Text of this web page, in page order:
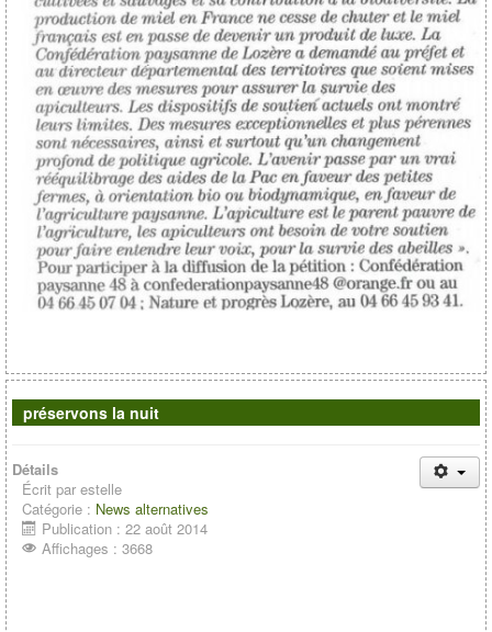
préservons la nuit
Détails
Écrit par estelle
Catégorie : News alternatives
Publication : 22 août 2014
Affichages : 3668